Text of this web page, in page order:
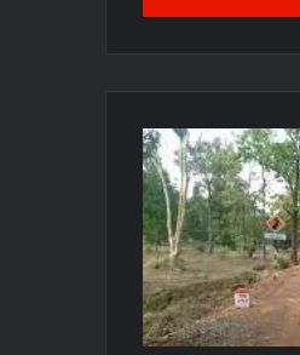
सीएम
भूपेश
बघेल
के
निर्देश
पर
लगातार
अंदरूनी
क्षेत्रों